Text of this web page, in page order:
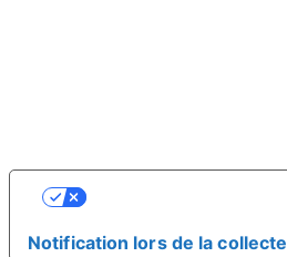
Notification lors de la collecte